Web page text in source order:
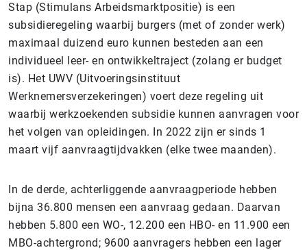
Stap (Stimulans Arbeidsmarktpositie) is een
subsidieregeling waarbij burgers (met of zonder werk)
maximaal duizend euro kunnen besteden aan een
individueel leer- en ontwikkeltraject (zolang er budget
is). Het UWV (Uitvoeringsinstituut
Werknemersverzekeringen) voert deze regeling uit
waarbij werkzoekenden subsidie kunnen aanvragen voor
het volgen van opleidingen. In 2022 zijn er sinds 1
maart vijf aanvraagtijdvakken (elke twee maanden).
In de derde, achterliggende aanvraagperiode hebben
bijna 36.800 mensen een aanvraag gedaan. Daarvan
hebben 5.800 een WO-, 12.200 een HBO- en 11.900 een
MBO-achtergrond; 9600 aanvragers hebben een lager